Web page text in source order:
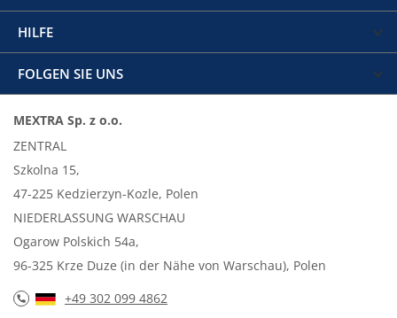
HILFE
FOLGEN SIE UNS
MEXTRA Sp. z o.o.
ZENTRAL
Szkolna 15,
47-225 Kedzierzyn-Kozle, Polen
NIEDERLASSUNG WARSCHAU
Ogarow Polskich 54a,
96-325 Krze Duze (in der Nähe von Warschau), Polen
+49 302 099 4862